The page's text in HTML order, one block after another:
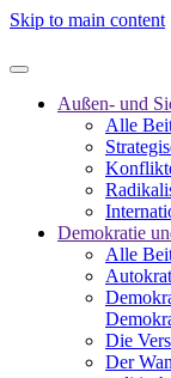
Skip to main content
Außen- und
Alle
Demokratie
Alle
Die
Der